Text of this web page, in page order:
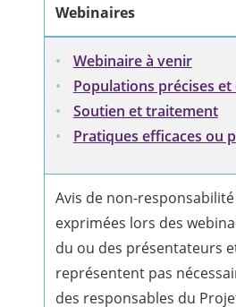
Webinaires
Webinaire à venir
Populations précises et
Soutien et traitement
Pratiques efficaces ou
Avis de non-
exprimées lors des
du ou des présentateurs
représentent pas
des responsables du